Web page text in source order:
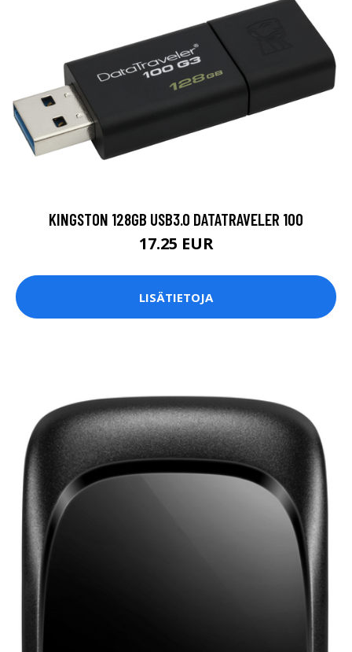
KINGSTON 128GB USB3.0 DATATRAVELER 100
17.25 EUR
LISÄTIETOJA